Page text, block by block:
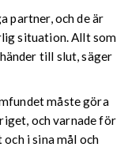
partner, och de är
situation. Allt som
till slut, säger
måste göra
och varnade för
i sina mål och